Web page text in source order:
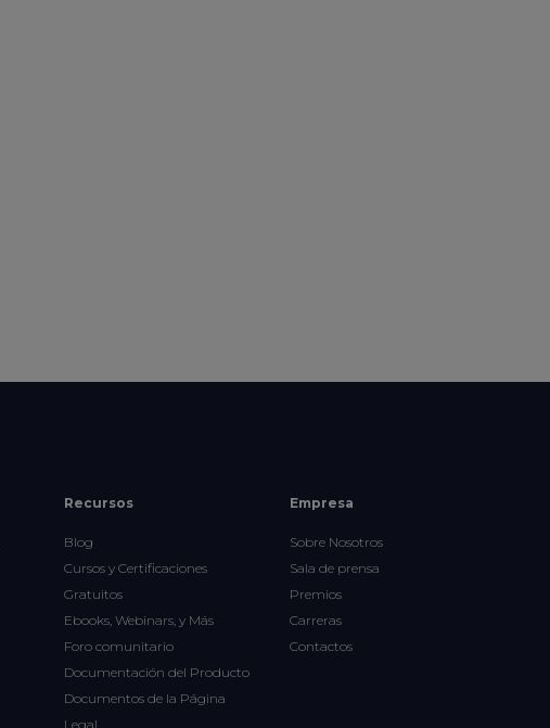
Recursos
Blog
Cursos y Certificaciones
Gratuitos
Ebooks, Webinars, y Más
Foro comunitario
Documentación del Producto
Documentos de la Página
Legal
Empresa
Sobre Nosotros
Sala de prensa
Premios
Carreras
Contactos